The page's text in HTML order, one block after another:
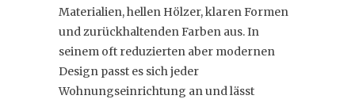
Materialien, hellen Hölzer, klaren Formen
und zurückhaltenden Farben aus. In
seinem oft reduzierten aber modernen
Design passt es sich jeder
Wohnungseinrichtung an und lässt